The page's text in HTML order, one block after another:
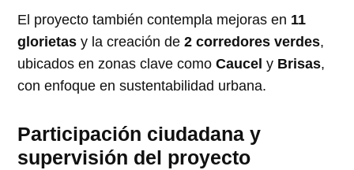
El proyecto también contempla mejoras en 11
glorietas y la creación de2 corredores verdes,
ubicados en zonas clave comoCaucel y Brisas,
con enfoque en sustentabilidad urbana.
Participación ciudadana y
supervisión del proyecto